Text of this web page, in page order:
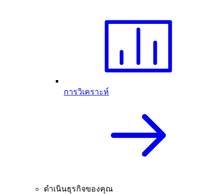
การวิเคราะห์
ดำเนินธุรกิจของคุณ